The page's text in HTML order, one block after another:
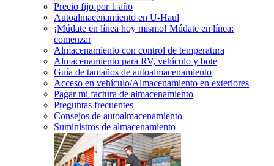
Precio fijo por 1 año
Autoalmacenamiento en U-Haul
¡Múdate en línea hoy mismo! Múdate en línea:
comenzar
Almacenamiento con control de temperatura
Almacenamiento para RV, vehículo y bote
Guía de tamaños de autoalmacenamiento
Acceso en vehículo/Almacenamiento en exteriores
Pagar mi factura de almacenamiento
Preguntas frecuentes
Consejos de autoalmacenamiento
Suministros de almacenamiento